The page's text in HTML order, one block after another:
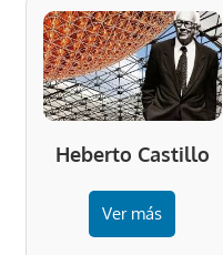
Heberto Castillo
Ver más